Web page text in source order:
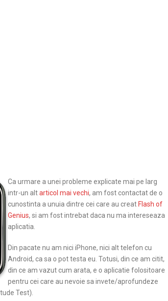
Ca urmare a unei probleme explicate mai pe larg
intr-un altarticol mai vechi, am fost contactat de o
cunostinta a unuia dintre cei care au creat Flash of
Genius, si am fost intrebat daca nu ma intereseaza
aplicatia.
Din pacate nu am nici iPhone, nici alt telefon cu
Android, ca sa o pot testa eu. Totusi, din ce am citit,
din ce am vazut cum arata, e o aplicatie folositoare
pentru cei care au nevoie sa invete/aprofundeze
Test).